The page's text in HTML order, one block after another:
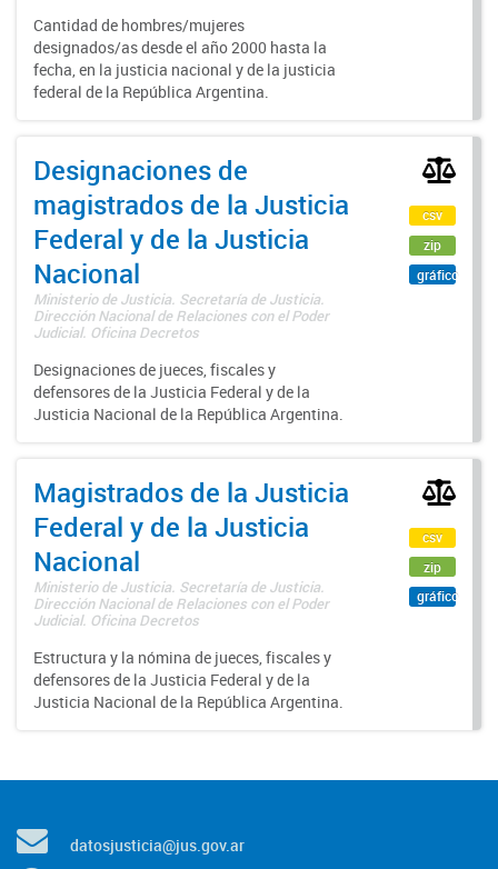
Cantidad de hombres/mujeres
designados/as desde el año 2000 hasta la
fecha, en la justicia nacional y de la justicia
federal de la República Argentina.
Designaciones de
magistrados de la Justicia
Federal y de la Justicia
Nacional
Ministerio de Justicia. Secretaría de Justicia.
Dirección Nacional de Relaciones con el Poder
Judicial. Oficina Decretos
Designaciones de jueces, fiscales y
defensores de la Justicia Federal y de la
Justicia Nacional de la República Argentina.
csv
zip
gráfico
Magistrados de la Justicia
Federal y de la Justicia
Nacional
Ministerio de Justicia. Secretaría de Justicia.
Dirección Nacional de Relaciones con el Poder
Judicial. Oficina Decretos
Estructura y la nómina de jueces, fiscales y
defensores de la Justicia Federal y de la
Justicia Nacional de la República Argentina.
csv
zip
gráfico
datosjusticia@jus.gov.ar